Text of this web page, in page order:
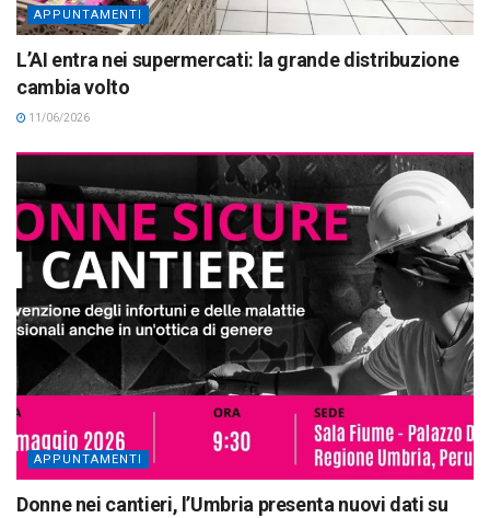
APPUNTAMENTI
L’AI entra nei supermercati: la grande distribuzione
cambia volto
11/06/2026
APPUNTAMENTI
Donne nei cantieri, l’Umbria presenta nuovi dati su